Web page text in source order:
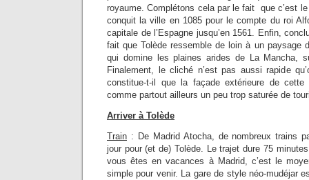
royaume. Complétons cela par le fait que c’est
conquit la ville en 1085 pour le compte du roi
capitale de l’Espagne jusqu’en 1561. Enfin,
fait que Tolède ressemble de loin à un paysage
qui domine les plaines arides de La Mancha,
Finalement, le cliché n’est pas aussi rapide
constitue-t-il que la façade extérieure de
comme partout ailleurs un peu trop saturée de
Arriver à Tolède
Train : De Madrid Atocha, de nombreux trains
jour pour (et de) Tolède. Le trajet dure 75
vous êtes en vacances à Madrid, c’est le
simple pour venir. La gare de style néo-mudéjar